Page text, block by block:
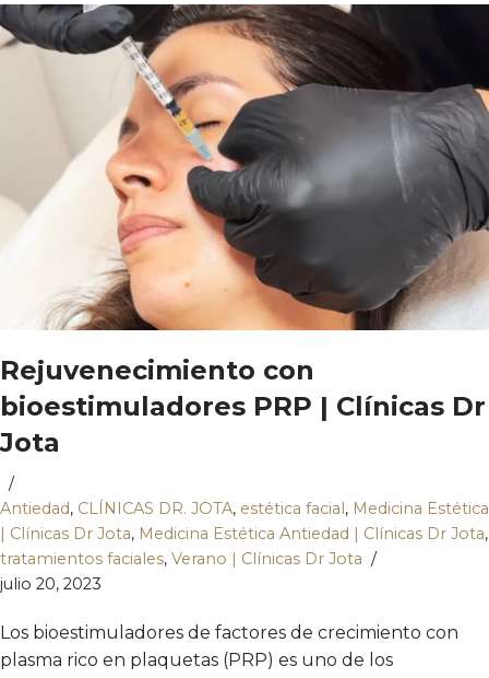
Rejuvenecimiento con
bioestimuladores PRP | Clínicas Dr
Jota
Antiedad, CLÍNICAS DR. JOTA, estética facial , Medicina Estética
| Clínicas Dr Jota, Medicina Estética Antiedad | Clínicas Dr Jota,
tratamientos faciales, Verano | Clínicas Dr Jota
julio 20, 2023
Los bioestimuladores de factores de crecimiento con
plasma rico en plaquetas (PRP) es uno de los